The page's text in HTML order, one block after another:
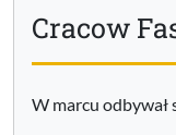
Cracow
W marcu odbywał